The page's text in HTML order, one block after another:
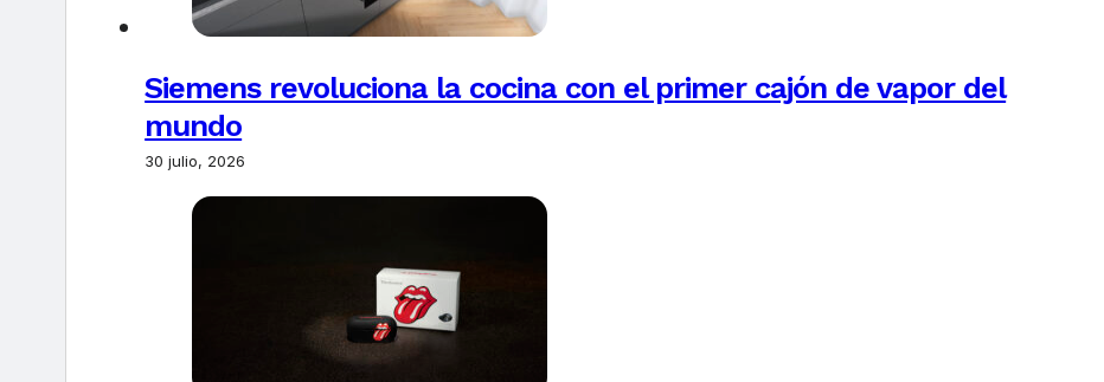
Siemens revoluciona la cocina con el primer cajón de vapor del
mundo
30 julio, 2026